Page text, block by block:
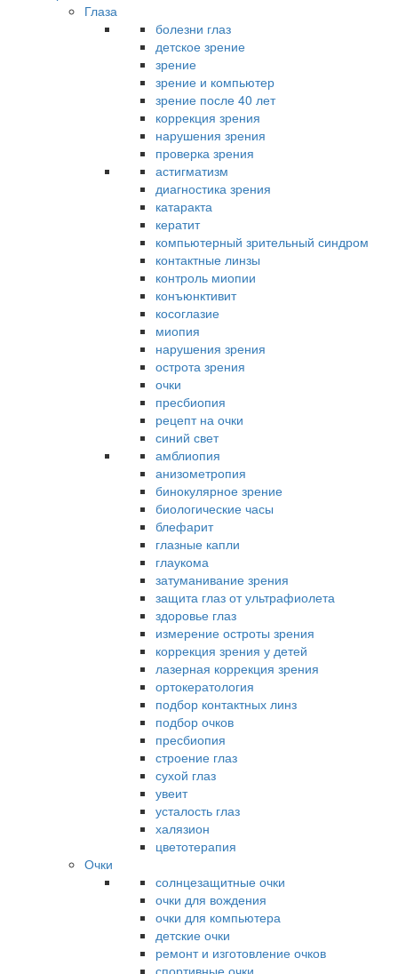
Глаза
болезни глаз
детское зрение
зрение
зрение и компьютер
зрение после 40 лет
коррекция зрения
нарушения зрения
проверка зрения
астигматизм
диагностика зрения
катаракта
кератит
компьютерный зрительный синдром
контактные линзы
контроль миопии
конъюнктивит
косоглазие
миопия
нарушения зрения
острота зрения
очки
пресбиопия
рецепт на очки
синий свет
амблиопия
анизометропия
бинокулярное зрение
биологические часы
блефарит
глазные капли
глаукома
затуманивание зрения
защита глаз от ультрафиолета
здоровье глаз
измерение остроты зрения
коррекция зрения у детей
лазерная коррекция зрения
ортокератология
подбор контактных линз
подбор очков
пресбиопия
строение глаз
сухой глаз
увеит
усталость глаз
халязион
цветотерапия
Очки
солнцезащитные очки
очки для вождения
очки для компьютера
детские очки
ремонт и изготовление очков